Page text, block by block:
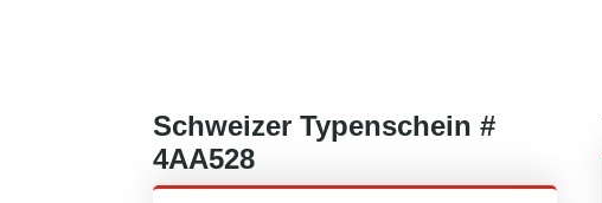
Schweizer Typenschein #
4AA528